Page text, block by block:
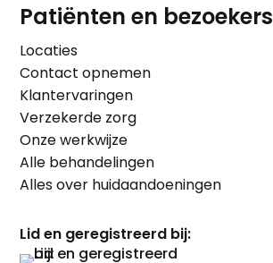
Patiënten en bezoekers
Locaties
Contact opnemen
Klantervaringen
Verzekerde zorg
Onze werkwijze
Alle behandelingen
Alles over huidaandoeningen
Lid en geregistreerd bij: